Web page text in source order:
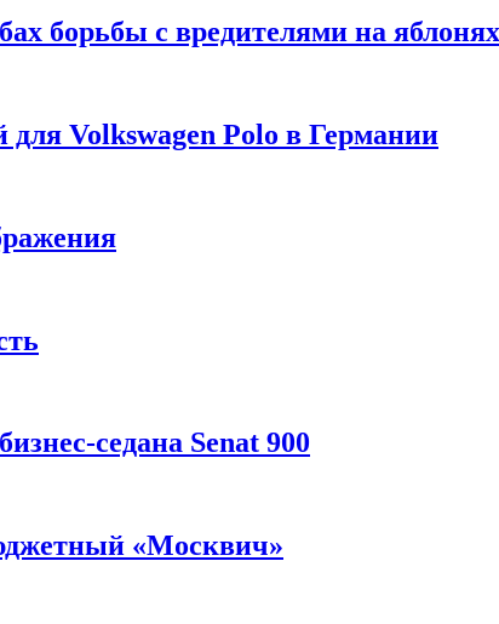
борьбы с вредителями на яблонях
для Volkswagen Polo в Германии
седана Senat 900
«Москвич»